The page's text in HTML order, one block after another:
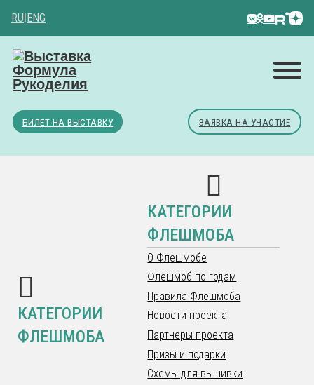
RU ENG
БИЛЕТ НА ВЫСТАВКУ ЗАЯВКА НА УЧАСТИЕ
КАТЕГОРИИ
ФЛЕШМОБА
КАТЕГОРИИ
ФЛЕШМОБА
О Флешмобе
Флешмоб по годам
Правила Флешмоба
Новости проекта
Партнеры проекта
Призы и подарки
Схемы для вышивки